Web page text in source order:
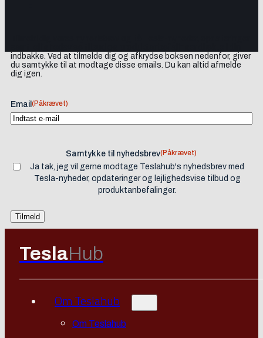
indbakke. Ved at tilmelde dig og afkrydse boksen nedenfor, giver
du samtykke til at modtage disse emails. Du kan altid afmelde
dig igen.
Email (Påkrævet)
Samtykke til nyhedsbrev(Påkrævet)
Ja tak, jeg vil gerne modtage Teslahub's nyhedsbrev med
Tesla-nyheder, opdateringer og lejlighedsvise tilbud og
produktanbefalinger.
TeslaHub
Om Teslahub
Om Teslahub